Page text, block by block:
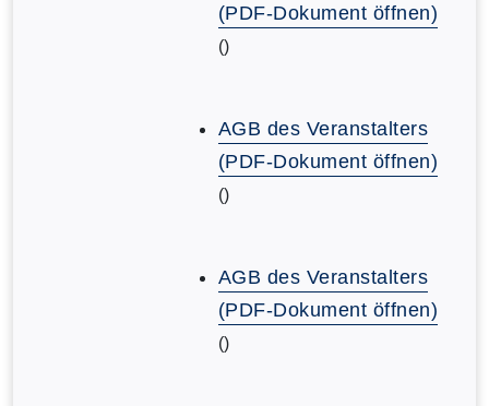
(PDF-Dokument öffnen)
()
AGB des Veranstalters
(PDF-Dokument öffnen)
()
AGB des Veranstalters
(PDF-Dokument öffnen)
()